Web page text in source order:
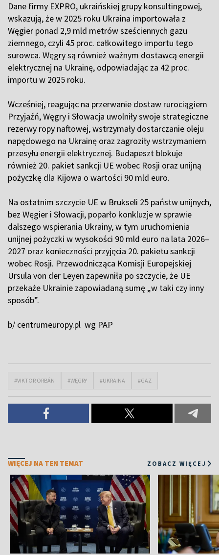
Dane firmy EXPRO, ukraińskiej grupy konsultingowej,
wskazują, że w 2025 roku Ukraina importowała z
Węgier ponad 2,9 mld metrów sześciennych gazu
ziemnego, czyli 45 proc. całkowitego importu tego
surowca. Węgry są również ważnym dostawcą energii
elektrycznej na Ukrainę, odpowiadając za 42 proc.
importu w 2025 roku.
Wcześniej, reagując na przerwanie dostaw rurociągiem
Przyjaźń, Węgry i Słowacja uwolniły swoje strategiczne
rezerwy ropy naftowej, wstrzymały dostarczanie oleju
napędowego na Ukrainę oraz zagroziły wstrzymaniem
przesyłu energii elektrycznej. Budapeszt blokuje
również 20. pakiet sankcji UE wobec Rosji oraz unijną
pożyczkę dla Kijowa o wartości 90 mld euro.
Na ostatnim szczycie UE w Brukseli 25 państw unijnych,
bez Węgier i Słowacji, poparło konkluzje w sprawie
dalszego wspierania Ukrainy, w tym uruchomienia
unijnej pożyczki w wysokości 90 mld euro na lata 2026–
2027 oraz konieczności przyjęcia 20. pakietu sankcji
wobec Rosji. Przewodnicząca Komisji Europejskiej
Ursula von der Leyen zapewniła po szczycie, że UE
przekaże Ukrainie zapowiadaną sumę „w taki czy inny
sposób”.
b/ centrumeuropy.pl wg PAP
#VIKTOR ORBÁN #WĘGRY #UKRAINA #GAZ
WIĘCEJ NA TEN TEMAT ZOBACZ WIĘCEJ